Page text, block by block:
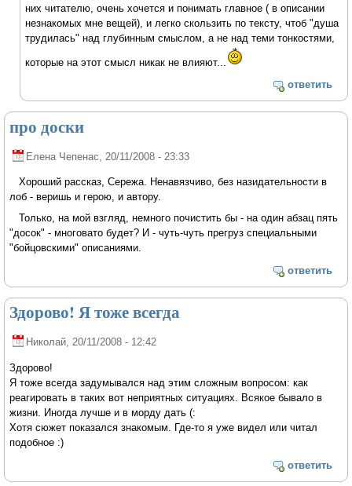
них читателю, очень хочется и понимать главное ( в описании
незнакомых мне вещей), и легко скользить по тексту, чтоб "душа
трудилась" над глубинным смыслом, а не над теми тонкостями,
которые на этот смысл никак не влияют...
ответить
про доски
Елена Чепенас , 20/11/2008 - 23:33
Хороший рассказ, Сережа. Ненавязчиво, без назидательности в
лоб - веришь и герою, и автору.
Только, на мой взгляд, немного почистить бы - на один абзац пять
"досок" - многовато будет? И - чуть-чуть прегруз специальными
"бойцовскими" описаниями.
ответить
Здорово! Я тоже всегда
Николай, 20/11/2008 - 12:42
Здорово!
Я тоже всегда задумывался над этим сложным вопросом: как
реагировать в таких вот неприятных ситуациях. Всякое бывало в
жизни. Иногда лучше и в морду дать (:
Хотя сюжет показался знакомым. Где-то я уже видел или читал
подобное :)
ответить